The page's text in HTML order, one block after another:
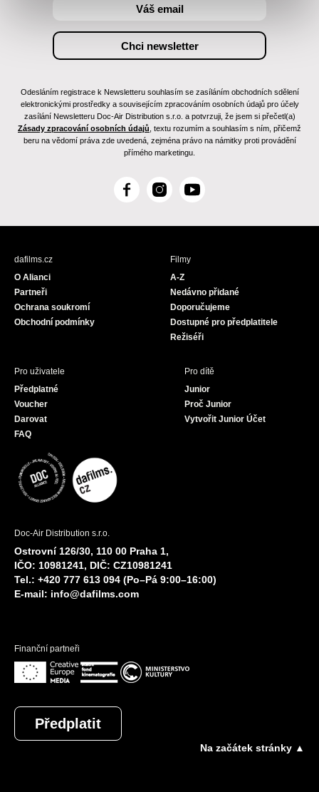
Odesláním registrace k Newsletteru souhlasím se zasíláním obchodních sdělení
elektronickými prostředky a souvisejícím zpracováním osobních údajů pro účely
zasílání Newsletteru Doc-Air Distribution s.r.o. a potvrzuji, že jsem si přečetl(a)
Zásady zpracování osobních údajů , textu rozumím a souhlasím s ním, přičemž
beru na vědomí práva zde uvedená, zejména právo na námitky proti provádění
přímého marketingu.
F
c
I
s
Y
u
dafilms.cz
O Alianci
Partneři
Ochrana soukromí
Obchodní podmínky
Filmy
A-Z
Nedávno přidané
Doporučujeme
Dostupné pro předplatitele
Režiséři
Pro uživatele
Předplatné
Voucher
Darovat
FAQ
Pro dítě
Junior
Proč Junior
Vytvořit Junior Účet
Doc-Air Distribution s.r.o.
Ostrovní 126/30, 110 00 Praha 1,
IČO: 10981241, DIČ: CZ10981241
Tel.: +420 777 613 094 (Po–Pá 9:00–16:00)
E-mail: info@dafilms.com
Finanční partneři
Předplatit
Na začátek stránky ▲